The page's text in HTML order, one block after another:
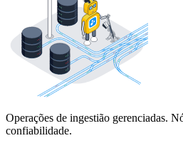
Operações de ingestião gerenciadas.
confiabilidade.